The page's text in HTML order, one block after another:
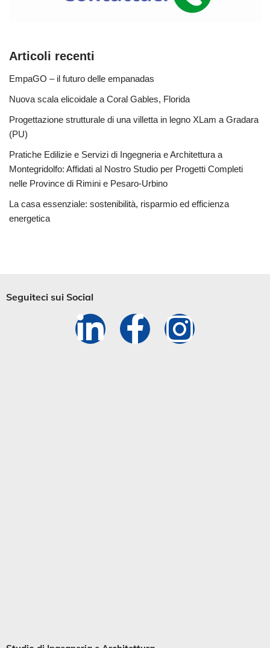
Articoli recenti
EmpaGO – il futuro delle empanadas
Nuova scala elicoidale a Coral Gables, Florida
Progettazione strutturale di una villetta in legno XLam a Gradara
(PU)
Pratiche Edilizie e Servizi di Ingegneria e Architettura a
Montegridolfo: Affidati al Nostro Studio per Progetti Completi
nelle Province di Rimini e Pesaro-Urbino
La casa essenziale: sostenibilità, risparmio ed efficienza
energetica
Seguiteci sui Social​